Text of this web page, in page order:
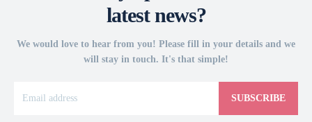
latest news?
We would love to hear from you! Please fill in your details and we
will stay in touch. It's that simple!
SUBSCRIBE